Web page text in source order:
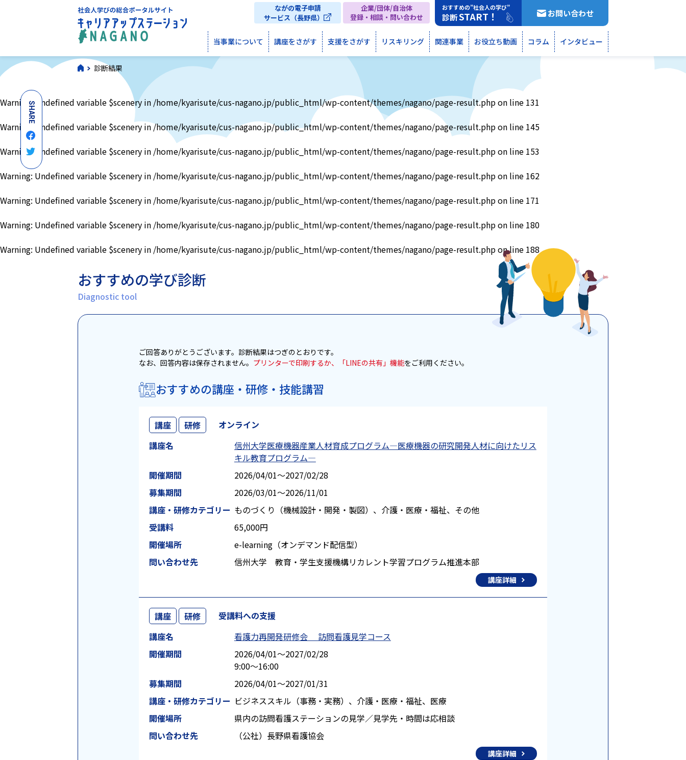
当事業について 講座をさがす 支援をさがす リスキリング 関連事業 お役立ち動画 コラム インタビュー
おすすめの”社会人の学び”
診断START！
企業/団体/自治体
登録・相談・問い合わせ
ながの電子申請
サービス（長野県）
お問い合わせ
診断結果
Warning: Undefined variable $scenery in /home/kyarisute/cus-nagano.jp/public_html/wp-content/themes/nagano/page-result.phpon line 131
Warning: Undefined variable $scenery in/home/kyarisute/cus-nagano.jp/public_html/wp-content/themes/nagano/page-result.phpon line 145
Warning: Undefined variable $scenery in /home/kyarisute/cus-nagano.jp/public_html/wp-content/themes/nagano/page-result.phpon line 153
Warning: Undefined variable $scenery in /home/kyarisute/cus-nagano.jp/public_html/wp-content/themes/nagano/page-result.phpon line 162
Warning: Undefined variable $scenery in /home/kyarisute/cus-nagano.jp/public_html/wp-content/themes/nagano/page-result.phpon line 171
Warning: Undefined variable $scenery in /home/kyarisute/cus-nagano.jp/public_html/wp-content/themes/nagano/page-result.phpon line 180
Warning: Undefined variable $scenery in /home/kyarisute/cus-nagano.jp/public_html/wp-content/themes/nagano/page-result.phpon line 188
おすすめの学び診断
Diagnostic tool
ご回答ありがとうございます。診断結果はつぎのとおりです。
なお、回答内容は保存されません。 プリンターで印刷するか、「LINEの共有」機能をご利用ください。
おすすめの講座・研修・技能講習
講座 研修
オンライン
講座名
信州大学医療機器産業人材育成プログラム―医療機器の研究開発人材に向けたリス
キル教育プログラム―
開催期間
2026/04/01〜2027/02/28
募集期間
2026/03/01〜2026/11/01
講座・研修カテゴリー ものづくり（機械設計・開発・製図）、介護・医療・福祉、その他
受講料
65,000円
開催場所
e-learning（オンデマンド配信型）
問い合わせ先
信州大学 教育・学生支援機構リカレント学習プログラム推進本部
講座詳細
講座 研修
受講料への支援
講座名
看護力再開発研修会 訪問看護見学コース
開催期間
2026/04/01〜2027/02/28
9:00～16:00
募集期間
2026/04/01〜2027/01/31
講座・研修カテゴリー ビジネススキル（事務・実務）、介護・医療・福祉、医療
開催場所
県内の訪問看護ステーションの見学／見学先・時間は応相談
問い合わせ先
（公社）長野県看護協会
講座詳細
SHARE